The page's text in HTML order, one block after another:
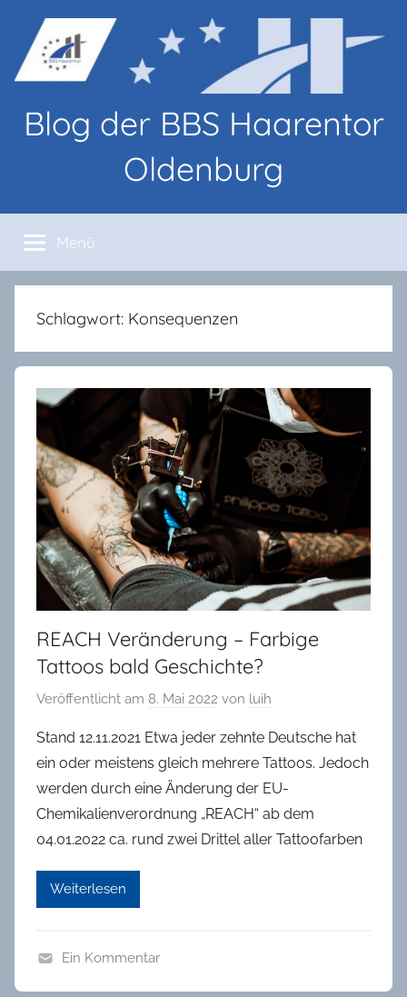
Inhalt
springen
Blog der BBS Haarentor
Oldenburg
von
Lernenden
und
Lehrenden
den
Haarentor
Oldenburg
Menü
Schlagwort: Konsequenzen
REACH Veränderung – Farbige
Tattoos bald Geschichte?
Veröffentlicht am 8. Mai 2022 von luih
Stand 12.11.2021 Etwa jeder zehnte Deutsche hat
ein oder meistens gleich mehrere Tattoos. Jedoch
werden durch eine Änderung der EU-
Chemikalienverordnung „REACH“ ab dem
04.01.2022 ca. rund zwei Drittel aller Tattoofarben
Weiterlesen
Ein Kommentar